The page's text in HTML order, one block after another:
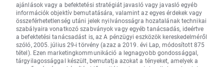
ajánlások vagy a befektetési stratégiát javasló vagy javasló egyéb
információk objektív bemutatására, valamint az egyes érdekek vagy
összeférhetetlenség utáni jelek nyilvánosságra hozatalának technikai
szabályaira vonatkozó szabványok vagy egyéb tanácsadás, ideértve
a befektetési tanácsadást is, az A pénzügyi eszközök kereskedelméről
szóló, 2005. július 29-i törvény (azaz a 2019. évi Lap, módosított 875
tétel). Ezen marketingkommunikáció a legnagyobb gondossággal,
tárgyilagossággal készült, bemutatja azokat a tényeket, amelyek a